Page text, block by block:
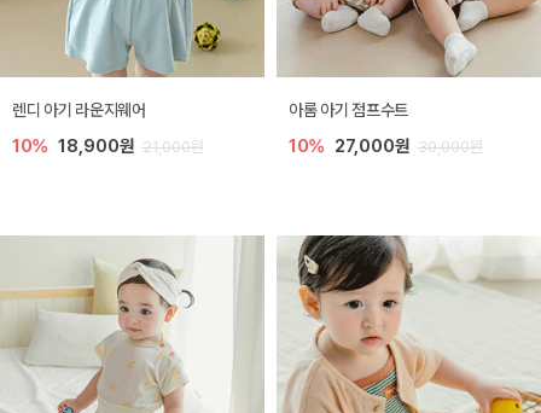
렌디 아기 라운지웨어
10% 18,900원 21,000원
아롬 아기 점프수트
10% 27,000원 30,000원